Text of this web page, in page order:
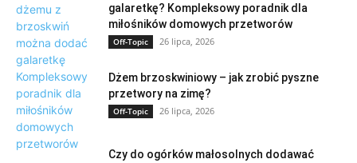
galaretkę? Kompleksowy poradnik dla
miłośników domowych przetworów
Off-Topic 26 lipca, 2026
Dżem brzoskwiniowy – jak zrobić pyszne
przetwory na zimę?
Off-Topic 26 lipca, 2026
Czy do ogórków małosolnych dodawać